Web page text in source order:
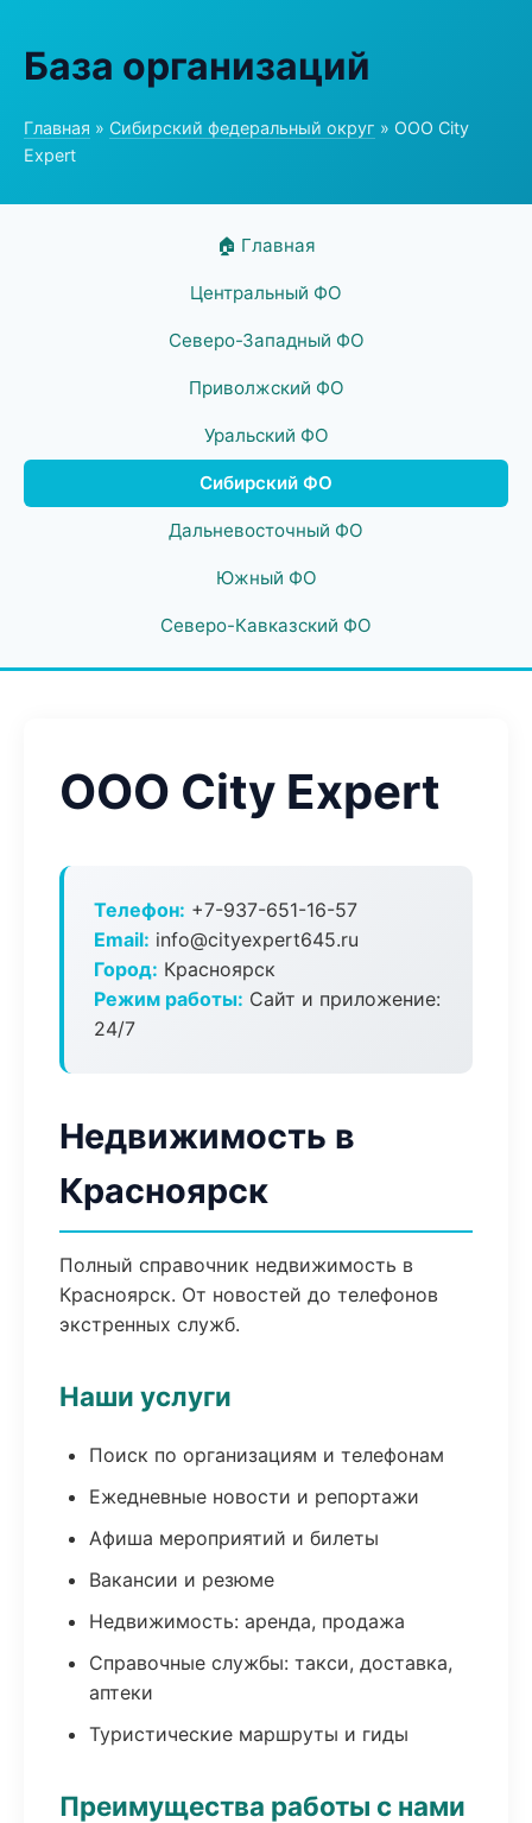
База организаций
Главная » Сибирский федеральный округ » ООО City
Expert
🏠 Главная
Центральный ФО
Северо-Западный ФО
Приволжский ФО
Уральский ФО
Сибирский ФО
Дальневосточный ФО
Южный ФО
Северо-Кавказский ФО
ООО City Expert
Телефон: +7-937-651-16-57
Email: info@cityexpert645.ru
Город: Красноярск
Режим работы: Сайт и приложение:
24/7
Недвижимость в
Красноярск
Полный справочник недвижимость в
Красноярск. От новостей до телефонов
экстренных служб.
Наши услуги
Поиск по организациям и телефонам
Ежедневные новости и репортажи
Афиша мероприятий и билеты
Вакансии и резюме
Недвижимость: аренда, продажа
Справочные службы: такси, доставка,
аптеки
Туристические маршруты и гиды
Преимущества работы с нами